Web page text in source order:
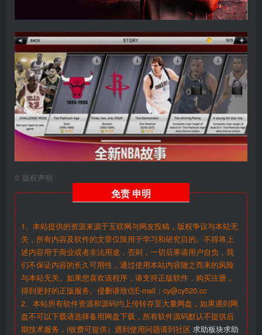
© 版权声明
免责 申明
1、本站提供的资源来源于互联网与网友投稿，版权争议与本站无
关，所有内容及软件的文章仅限用于学习和研究目的。不得将上
述内容用于商业或者非法用途，否则，一切后果请用户自负，我
们不保证内容的长久可用性，通过使用本站内容随之而来的风险
与本站无关。如果您喜欢该程序，请支持正版软件，购买注册，
得到更好的正版服务。侵删请致信E-mail：cy@cy520.cc
2、本站所有软件资源和源码均上传转存至大量网盘，如果遇到网
盘不可以下载请选择备用网盘下载，所有软件源码默认不提供后
期技术服务，(收费可提供）遇到使用问题请到社区 求助板块求助